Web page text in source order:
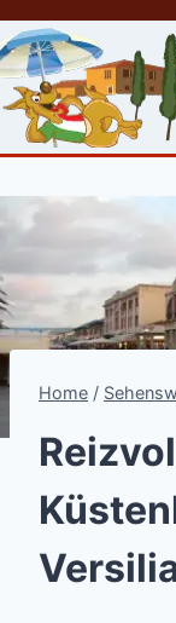
Skip
to
content
Home /